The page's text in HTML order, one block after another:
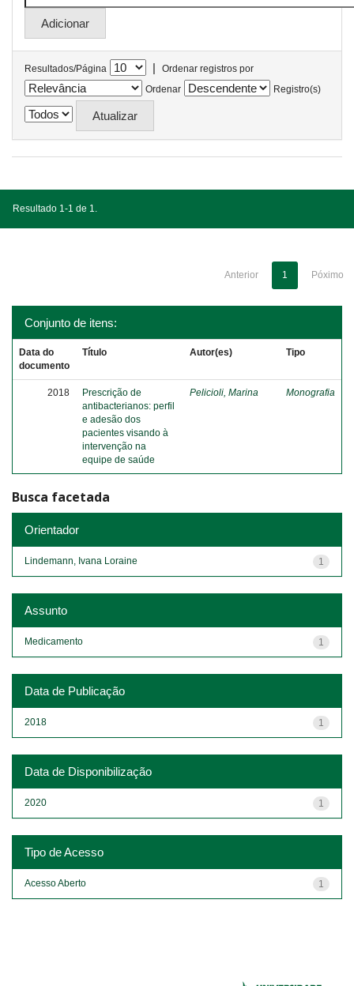
Resultados/Página |
Ordenar registros por
Ordenar
Registro(s)
Resultado 1-1 de 1.
Anterior 1 Póximo
Conjunto de itens:
Data do
documento
Título Autor(es) Tipo
2018
Prescrição de
antibacterianos: perfil
e adesão dos
pacientes visando à
intervenção na
equipe de saúde
Pelicioli, Marina Monografia
Busca facetada
Orientador
1
Lindemann, Ivana Loraine
Assunto
1
Medicamento
Data de Publicação
1
2018
Data de Disponibilização
1
2020
Tipo de Acesso
1
Acesso Aberto